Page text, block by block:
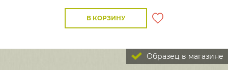
В КОРЗИНУ
Образец в магазине